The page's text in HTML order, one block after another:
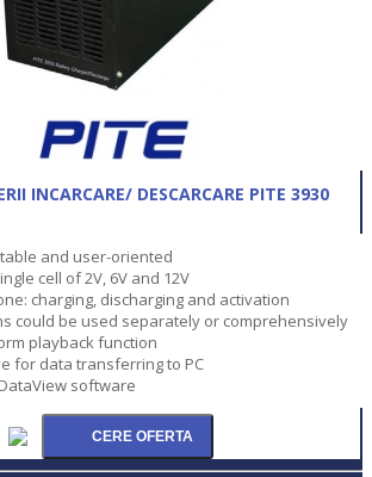
INCARCARE/ DESCARCARE PITE 3930
and user-oriented
cell of 2V, 6V and 12V
charging, discharging and activation
could be used separately or comprehensively
playback function
for data transferring to PC
software